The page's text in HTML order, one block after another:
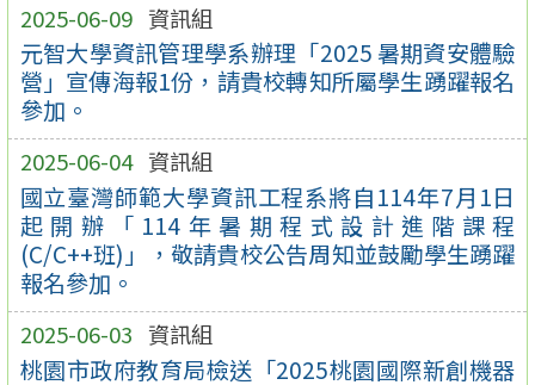
2025-06-09 資訊組
元智大學資訊管理學系辦理「2025 暑期資安體驗
營」宣傳海報1份，請貴校轉知所屬學生踴躍報名
參加。
2025-06-04 資訊組
國立臺灣師範大學資訊工程系將自114年7月1日
起開辦「114年暑期程式設計進階課程
(C/C++班)」，敬請貴校公告周知並鼓勵學生踴躍
報名參加。
2025-06-03 資訊組
桃園市政府教育局檢送「2025桃園國際新創機器